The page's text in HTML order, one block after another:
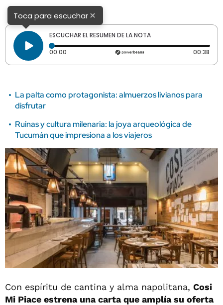
Toca para escuchar×
ESCUCHAR EL RESUMEN DE LA NOTA
00:00 Tiempo transcurrido: 0 segundos 00:38
La palta como protagonista: almuerzos livianos para
disfrutar
Ruinas y cultura milenaria: la joya arqueológica de
Tucumán que impresiona a los viajeros
Con espíritu de cantina y alma napolitana, Cosi
Mi Piace estrena una carta que amplía su oferta